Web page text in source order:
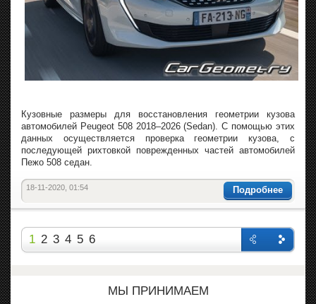
Кузовные размеры для восстановления геометрии кузова
автомобилей Peugeot 508 2018–2026 (Sedan). С помощью этих
данных осуществляется проверка геометрии кузова, с
последующей рихтовкой поврежденных частей автомобилей
Пежо 508 седан.
Подробнее
18-11-2020, 01:54
1 2 3 4 5 6
МЫ ПРИНИМАЕМ